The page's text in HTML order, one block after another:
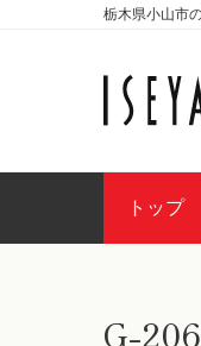
栃木県小山市
トップ
G-